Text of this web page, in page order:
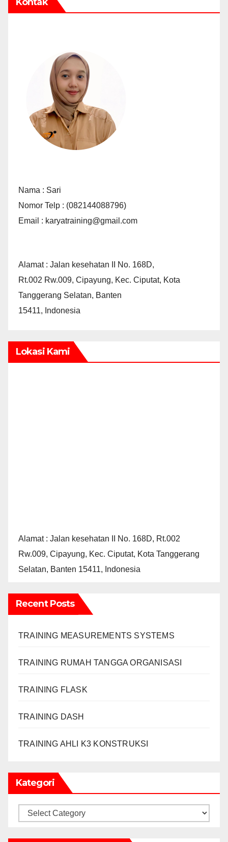
Nama : Sari
Nomor Telp : (082144088796)
Email : karyatraining@gmail.com
Alamat : Jalan kesehatan II No. 168D,
Rt.002 Rw.009, Cipayung, Kec. Ciputat, Kota
Tanggerang Selatan, Banten
15411, Indonesia
Lokasi Kami
Alamat : Jalan kesehatan II No. 168D, Rt.002
Rw.009, Cipayung, Kec. Ciputat, Kota Tanggerang
Selatan, Banten 15411, Indonesia
Recent Posts
TRAINING MEASUREMENTS SYSTEMS
TRAINING RUMAH TANGGA ORGANISASI
TRAINING FLASK
TRAINING DASH
TRAINING AHLI K3 KONSTRUKSI
Kategori
Kategori